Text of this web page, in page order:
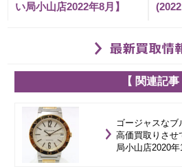
い局小山店2022年8月】
【 関連記事
ゴージャスな
高価買取りさ
局小山店2020年